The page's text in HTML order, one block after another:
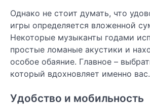
Однако не стоит думать, что
игры определяется вложенной
Некоторые музыканты годами
простые ломаные акустики и
особое обаяние. Главное –
который вдохновляет именно вас.
Удобство и мобильность